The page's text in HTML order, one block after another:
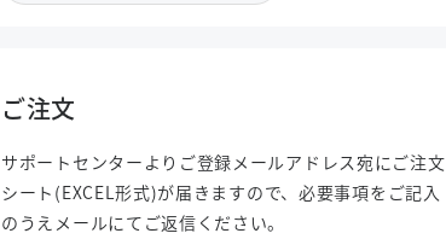
ご注文
サポートセンターよりご登録メールアドレス宛にご注文
シート(EXCEL形式)が届きますので、必要事項をご記入
のうえメールにてご返信ください。